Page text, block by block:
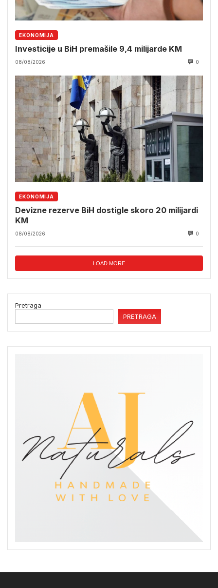
EKONOMIJA
Investicije u BiH premašile 9,4 milijarde KM
08/08/2026 0
EKONOMIJA
Devizne rezerve BiH dostigle skoro 20 milijardi
KM
08/08/2026 0
LOAD MORE
Pretraga
PRETRAGA